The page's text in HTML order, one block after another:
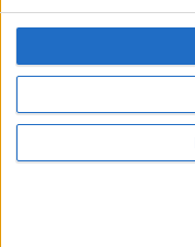
Privacy
Pubblicita'